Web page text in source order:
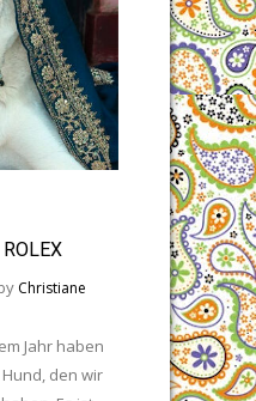
Christiane
Jahr haben
den wir
BLOG,
DER
29 April,
Hallo
Indien. Uns